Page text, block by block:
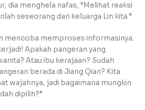
dia menghela nafas, “Melihat reaksi
seseorang dari keluarga Lin kita.”
mencoba memproses informasinya.
Apakah pangeran yang
Atau ibu kerajaan? Sudah
berada di Jiang Qian? Kita
wajahnya, jadi bagaimana mungkin
dipilih?”